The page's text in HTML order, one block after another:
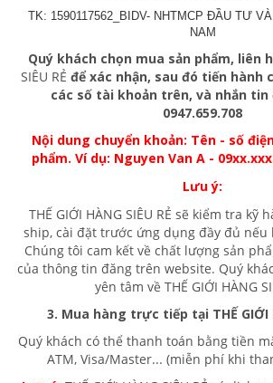
TK: 1590117562_BIDV- NHTMCP ĐẦU TƯ
NAM
Quý khách chọn mua sản phẩm, liên
SIÊU RẺ để xác nhận, sau đó tiến hành
các số tài khoản trên, và nhắn tin
0947.659.708
Nội dung chuyển khoản: Tên - số
phẩm. Ví dụ: Nguyen Van A -
Lưu ý:
THẾ GIỚI HÀNG SIÊU RẺ sẽ kiểm tra kỹ
ship, cài đặt trước ứng dụng đầy đủ nếu
Chúng tôi cam kết về chất lượng sản
của thông tin đăng trên website. Quý
yên tâm về THẾ GIỚI HÀNG
3. Mua hàng trực tiếp tại THẾ GIỚI
Quý khách có thể thanh toán bằng tiền
ATM, Visa/Master... (miễn phí khi